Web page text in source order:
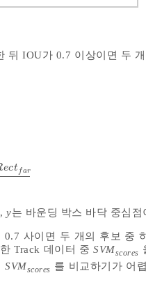
뒤 IOU가 0.7 이상이면 두
ect far
+Rect
, y는 바운딩 박스 바닥 중심
사이면 두 개의 후보 중
Track 데이터 중SVMscores
SVMscores 를 비교하기가 어